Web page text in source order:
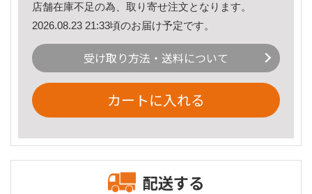
店舗在庫不足の為、取り寄せ注文となります。
2026.08.23 21:33頃のお届け予定です。
受け取り方法・送料について
カートに入れる
配送する